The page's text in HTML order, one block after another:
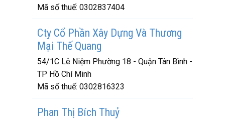
Mã số thuế: 0302837404
Cty Cổ Phần Xây Dựng Và Thương
Mại Thế Quang
54/1C Lê Niệm Phường 18 - Quận Tân Bình -
TP Hồ Chí Minh
Mã số thuế: 0302816323
Phan Thị Bích Thuỷ